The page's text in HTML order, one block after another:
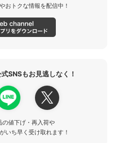
おトクな情報を配信中！
SNSもお見逃しなく！
の値下げ・再入荷や
いち早く受け取れます！